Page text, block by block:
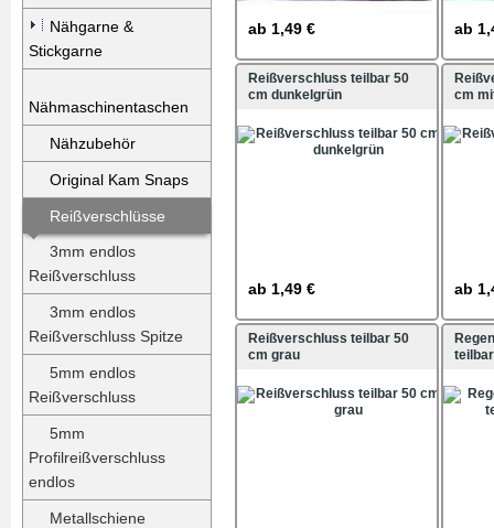
Nähgarne &
Stickgarne
Nähmaschinentaschen
Nähzubehör
Original Kam Snaps
Reißverschlüsse
3mm endlos
Reißverschluss
3mm endlos
Reißverschluss Spitze
5mm endlos
Reißverschluss
5mm
Profilreißverschluss
endlos
Metallschiene
ab 1,49 € ab
Reißverschluss teilbar 50
cm dunkelgrün
ab 1,49 €
cm
ab
Reißverschluss teilbar 50
cm grau